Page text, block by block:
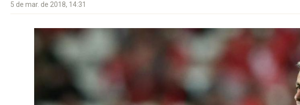
5 de mar. de 2018, 14:31